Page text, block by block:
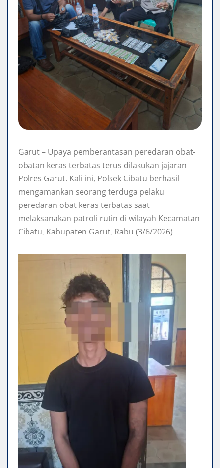
Garut – Upaya pemberantasan peredaran obat-
obatan keras terbatas terus dilakukan jajaran
Polres Garut. Kali ini, Polsek Cibatu berhasil
mengamankan seorang terduga pelaku
peredaran obat keras terbatas saat
melaksanakan patroli rutin di wilayah Kecamatan
Cibatu, Kabupaten Garut, Rabu (3/6/2026).